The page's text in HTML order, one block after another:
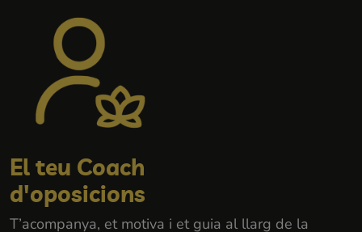
El teu Coach
d'oposicions
T’acompanya, et motiva i et guia al llarg de la